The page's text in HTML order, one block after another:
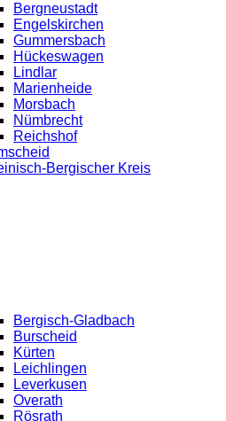
Bergneustadt
Engelskirchen
Gummersbach
Hückeswagen
Lindlar
Marienheide
Morsbach
Nümbrecht
Reichshof
Bergischer Kreis
Bergisch-Gladbach
Burscheid
Kürten
Leichlingen
Leverkusen
Overath
Rösrath